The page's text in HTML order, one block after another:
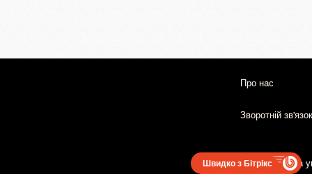
Про нас
Зворотній зв'язок
Користувацька
Швидко з Бітрікс